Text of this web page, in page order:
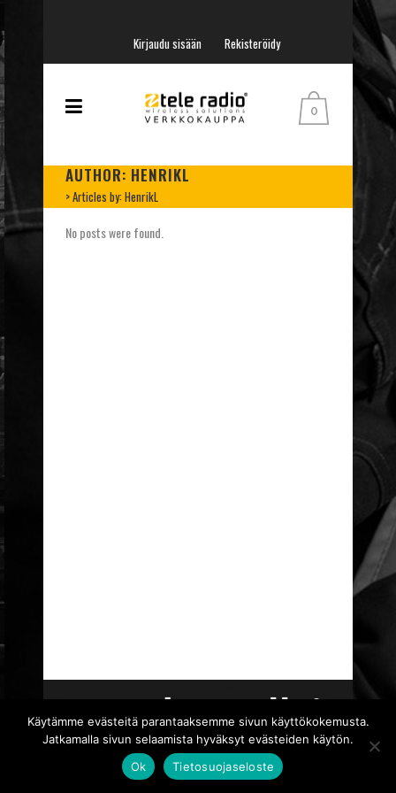
Kirjaudu sisään Rekisteröidy
0
AUTHOR: HENRIKL
>Articles by: HenrikL
No posts were found.
TIETOSUOJASELOSTE
Käytämme evästeitä parantaaksemme sivun käyttökokemusta.
Jatkamalla sivun selaamista hyväksyt evästeiden käytön.
Ok
Tietosuojaseloste